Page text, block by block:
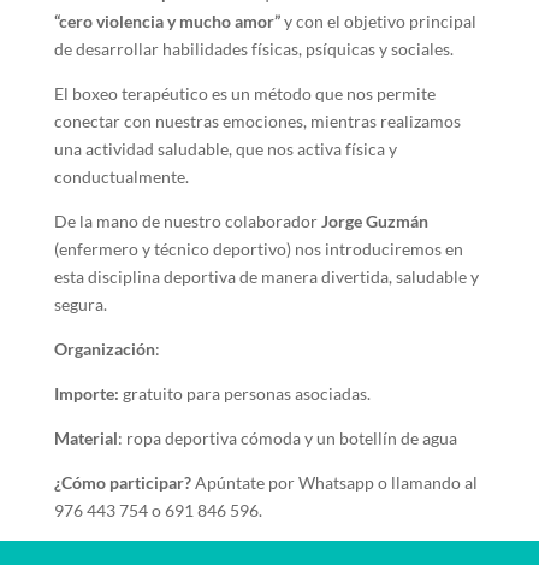
“cero violencia y mucho amor”y con el objetivo principal
de desarrollar habilidades físicas, psíquicas y sociales.
El boxeo terapéutico es un método que nos permite
conectar con nuestras emociones, mientras realizamos
una actividad saludable, que nos activa física y
conductualmente.
De la mano de nuestro colaborador Jorge Guzmán
(enfermero y técnico deportivo) nos introduciremos en
esta disciplina deportiva de manera divertida, saludable y
segura.
Organización:
Importe: gratuito para personas asociadas.
Material: ropa deportiva cómoda y un botellín de agua
¿Cómo participar?Apúntate por Whatsapp o llamando al
976 443 754 o 691 846 596.